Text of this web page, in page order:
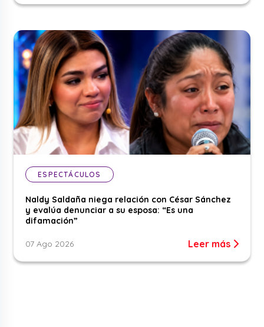
ESPECTÁCULOS
Naldy Saldaña niega relación con César Sánchez
y evalúa denunciar a su esposa: “Es una
difamación”
07 Ago 2026 Leer más